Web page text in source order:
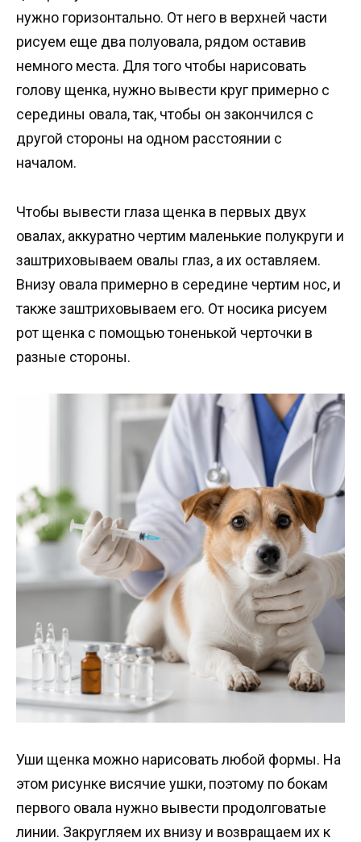
нужно горизонтально. От него в верхней части
рисуем еще два полуовала, рядом оставив
немного места. Для того чтобы нарисовать
голову щенка, нужно вывести круг примерно с
середины овала, так, чтобы он закончился с
другой стороны на одном расстоянии с
началом.
Чтобы вывести глаза щенка в первых двух
овалах, аккуратно чертим маленькие полукруги и
заштриховываем овалы глаз, а их оставляем.
Внизу овала примерно в середине чертим нос, и
также заштриховываем его. От носика рисуем
рот щенка с помощью тоненькой черточки в
разные стороны.
Уши щенка можно нарисовать любой формы. На
этом рисунке висячие ушки, поэтому по бокам
первого овала нужно вывести продолговатые
линии. Закругляем их внизу и возвращаем их к